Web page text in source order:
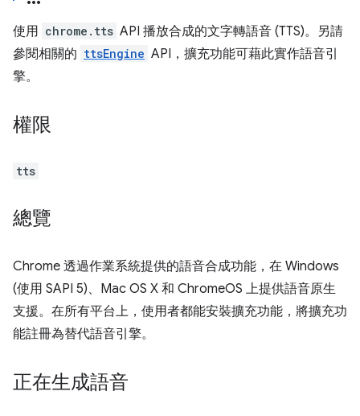
使用 chrome.tts API 播放合成的文字轉語音 (TTS)。另請
參閱相關的 ttsEngine API，擴充功能可藉此實作語音引
擎。
權限
tts
總覽
Chrome 透過作業系統提供的語音合成功能，在 Windows
(使用 SAPI 5)、Mac OS X 和 ChromeOS 上提供語音原生
支援。在所有平台上，使用者都能安裝擴充功能，將擴充功
能註冊為替代語音引擎。
正在生成語音